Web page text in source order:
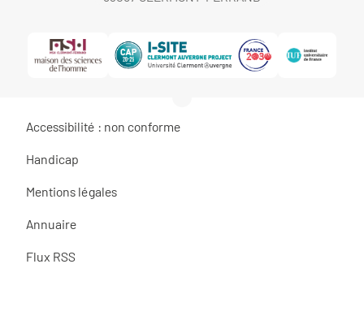
Accessibilité : non conforme
Handicap
Mentions légales
Annuaire
Flux RSS